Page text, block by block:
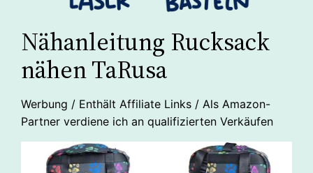
Nähanleitung Rucksack
nähen TaRusa
Werbung / Enthält Affiliate Links / Als Amazon-
Partner verdiene ich an qualifizierten Verkäufen